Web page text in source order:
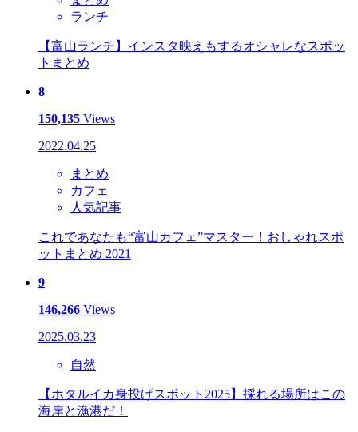
ランチ
【富山ランチ】インスタ映えもするオシャレなスポッ
トまとめ
8
150,135 Views
2022.04.25
まとめ
カフェ
人気記事
これであなたも“富山カフェ”マスター！おしゃれスポ
ットまとめ 2021
9
146,266 Views
2025.03.23
自然
【ホタルイカ身投げスポット2025】採れる場所はこの
海岸と漁港だ！